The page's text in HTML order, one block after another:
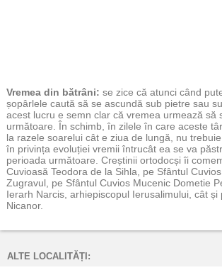
Vremea din bătrâni: se zice că atunci când
șopârlele caută să se ascundă sub pietre sau
acest lucru e semn clar că vremea urmează să
următoare. În schimb, în zilele în care aceste
la razele soarelui cât e ziua de lungă, nu
în privința evoluției vremii întrucât ea se va
perioada următoare. Creștinii ortodocși îi
Cuvioasă Teodora de la Sihla, pe Sfântul
Zugravul, pe Sfântul Cuvios Mucenic Dometie
Ierarh Narcis, arhiepiscopul Ierusalimului, cât și
Nicanor.
ALTE LOCALITĂȚI: